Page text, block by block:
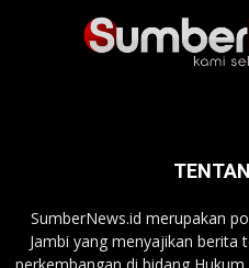
SumberNews.id merupakan
Jambi yang menyajikan berita